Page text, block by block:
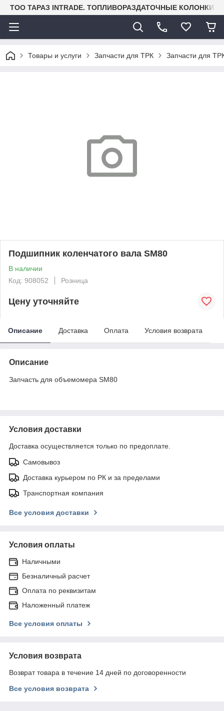
TOO ТАРАЗ INTRADE. ТОПЛИВОРАЗДАТОЧНЫЕ КОЛОНКИ
Товары и услуги Запчасти для ТРК Запчасти для
Подшипник коленчатого вала SM80
В наличии
Код: 908052
Розница
Цену уточняйте
Описание Доставка Оплата Условия возврата
Описание
Запчасть для объемомера SM80
Условия доставки
Доставка осуществляется только по предоплате.
Самовывоз
Доставка курьером по РК и за пределами
Транспортная компания
Все условия доставки
Условия оплаты
Наличными
Безналичный расчет
Оплата по реквизитам
Наложенный платеж
Все условия оплаты
Условия возврата
Возврат товара в течение 14 дней по договоренности
Все условия возврата